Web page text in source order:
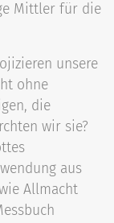
Mittler für die
unsere
ohne
die
wir sie?
aus
Allmacht